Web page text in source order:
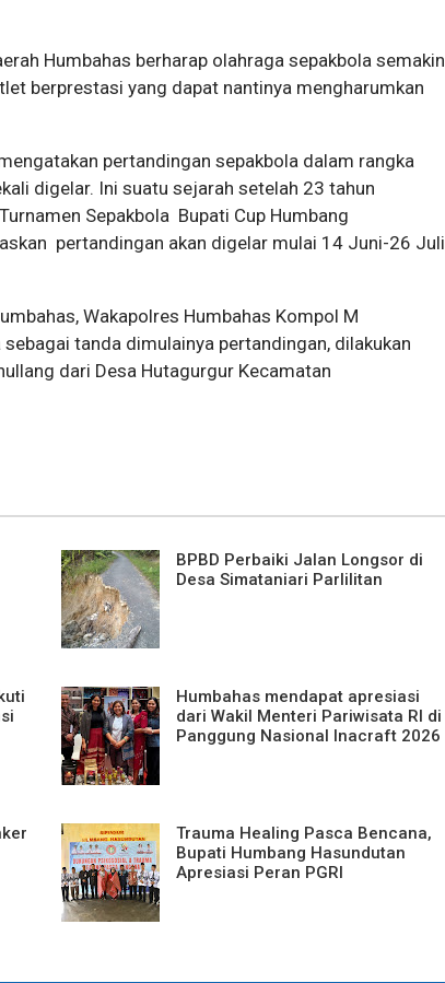
Humbahas berharap olahraga sepakbola semakin
berprestasi yang dapat nantinya mengharumkan
pertandingan sepakbola dalam rangka
digelar. Ini suatu sejarah setelah 23 tahun
Sepakbola Bupati Cup Humbang
pertandingan akan digelar mulai 14 Juni-26 Juli
Wakapolres Humbahas Kompol M
tanda dimulainya pertandingan, dilakukan
dari Desa Hutagurgur Kecamatan
BPBD Perbaiki Jalan Longsor di
Desa Simataniari Parlilitan
Humbahas mendapat apresiasi
dari Wakil Menteri Pariwisata RI di
Panggung Nasional Inacraft 2026
Trauma Healing Pasca Bencana,
Bupati Humbang Hasundutan
Apresiasi Peran PGRI